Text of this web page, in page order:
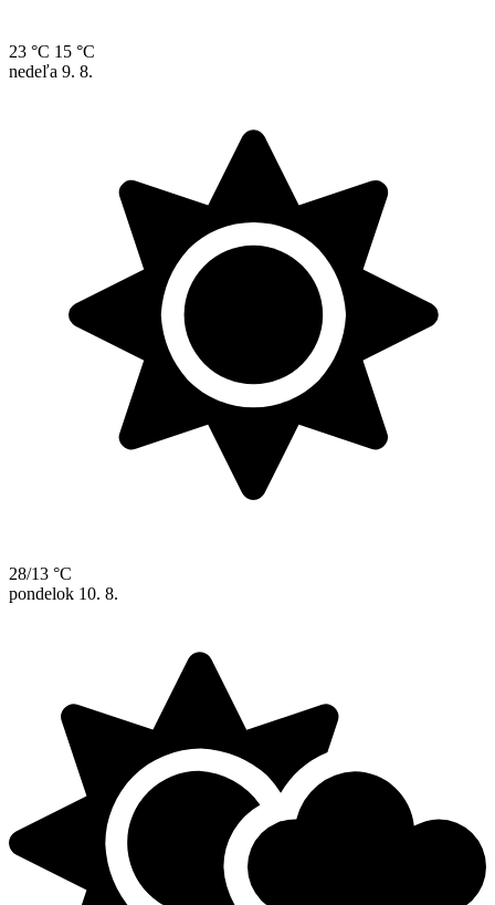
23 °C 15 °C
nedeľa 9. 8.
28/13 °C
pondelok 10. 8.